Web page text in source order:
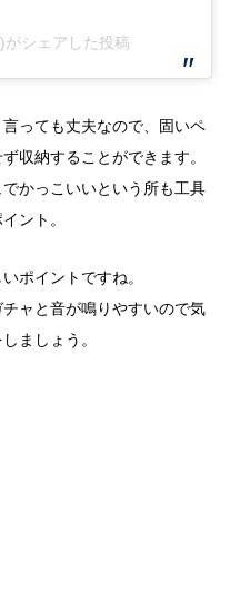
シェアした投稿
っても丈夫なので、固いペ
収納することができます。
かっこいいという所も工具
ント。
ポイントですね。
ャと音が鳴りやすいので気
ましょう。